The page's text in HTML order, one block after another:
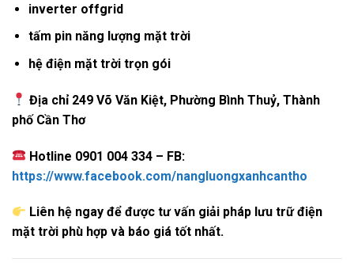
inverter offgrid
tấm pin năng lượng mặt trời
hệ điện mặt trời trọn gói
Địa chỉ 249 Võ Văn Kiệt, Phường Bình Thuỷ, Thành
phố Cần Thơ
Hotline 0901 004 334 – FB:
https://www.facebook.com/nangluongxanhcantho
Liên hệ ngay để được tư vấn giải pháp lưu trữ điện
mặt trời phù hợp và báo giá tốt nhất.